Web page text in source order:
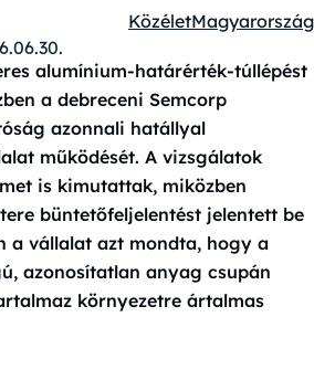
Kategóriák:
KözéletMagyarország
alumínium-határérték-túllépést
a debreceni Semcorp
azonnali hatállyal
működését. A vizsgálatok
is kimutattak, miközben
büntetőfeljelentést jelentett be
a vállalat azt mondta, hogy a
azonosítatlan anyag csupán
környezetre ártalmas